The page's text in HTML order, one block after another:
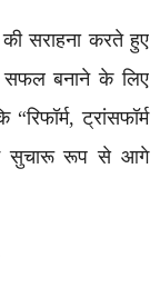
की सराहना करते हुए
सफल बनाने के लिए
ट्रांसफॉर्म
सुचारू रूप से आगे